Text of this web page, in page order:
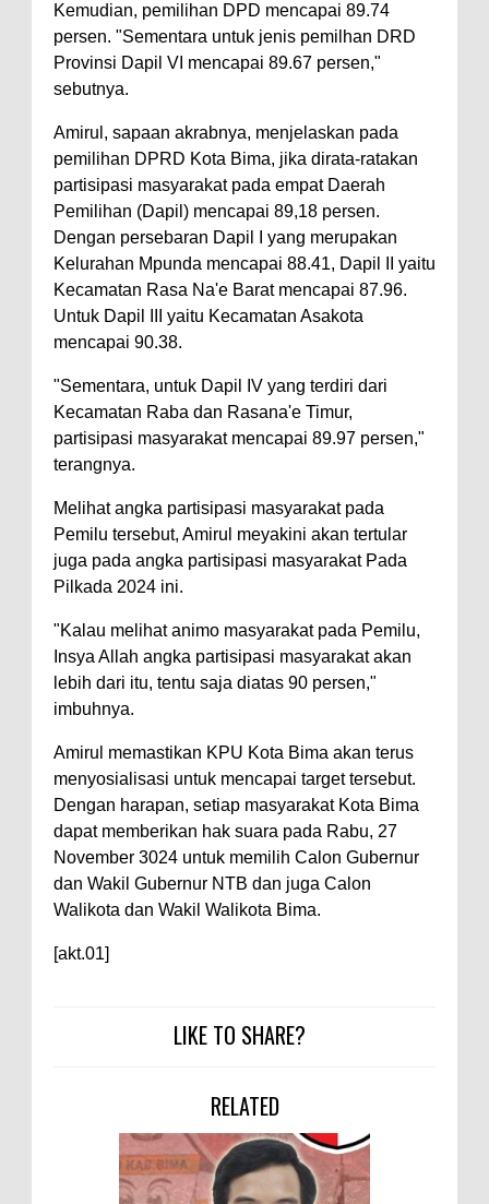
Jalan Daerah 2026 dan
Persiapan DAK 2027 ke BPJN
Wali Kota Tekankan Disiplin ASN
dan Penguatan Kolaborasi
Wali Kota Bima Hadiri Rakornas
Kelautan dan Perikanan
Pemkot Jawab Pandangan
Umum Fraksi DPRD terhadap
Raperda Pertanggungjawaban
Pimpin Upacara HUT
Bhayangkara Ke-80, Kapolres
Landasan Utama
Kado HUT Bhayangkara Ke-80,
Pangkat 42 Personel
Bakti Sosial Bhayangkara Ke-80,
Satsamapta Polres Bima Bantu
Bersih
Polsek Bolo Bongkar Peredaran
Sabu di Tambe, 2 Pria
Diamankan Bersama 23 Poket
Sabu Siap Edar
SIGAPUAN dan Ikhtiar Kota Bima
Kemudian, pemilihan DPD mencapai 89.74
persen. "Sementara untuk jenis pemilhan DRD
Provinsi Dapil VI mencapai 89.67 persen,"
sebutnya.
Amirul, sapaan akrabnya, menjelaskan pada
pemilihan DPRD Kota Bima, jika dirata-ratakan
partisipasi masyarakat pada empat Daerah
Pemilihan (Dapil) mencapai 89,18 persen.
Dengan persebaran Dapil I yang merupakan
Kelurahan Mpunda mencapai 88.41, Dapil II yaitu
Kecamatan Rasa Na'e Barat mencapai 87.96.
Untuk Dapil III yaitu Kecamatan Asakota
mencapai 90.38.
"Sementara, untuk Dapil IV yang terdiri dari
Kecamatan Raba dan Rasana'e Timur,
partisipasi masyarakat mencapai 89.97 persen,"
terangnya.
Melihat angka partisipasi masyarakat pada
Pemilu tersebut, Amirul meyakini akan tertular
juga pada angka partisipasi masyarakat Pada
Pilkada 2024 ini.
"Kalau melihat animo masyarakat pada Pemilu,
Insya Allah angka partisipasi masyarakat akan
lebih dari itu, tentu saja diatas 90 persen,"
imbuhnya.
Amirul memastikan KPU Kota Bima akan terus
menyosialisasi untuk mencapai target tersebut.
Dengan harapan, setiap masyarakat Kota Bima
dapat memberikan hak suara pada Rabu, 27
November 3024 untuk memilih Calon Gubernur
dan Wakil Gubernur NTB dan juga Calon
Walikota dan Wakil Walikota Bima.
[akt.01]
LIKE TO SHARE?
RELATED